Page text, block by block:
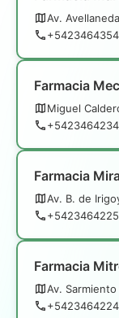
Av.
Farmacia
Miguel
Farmacia
Av. B. de
Farmacia
Av.